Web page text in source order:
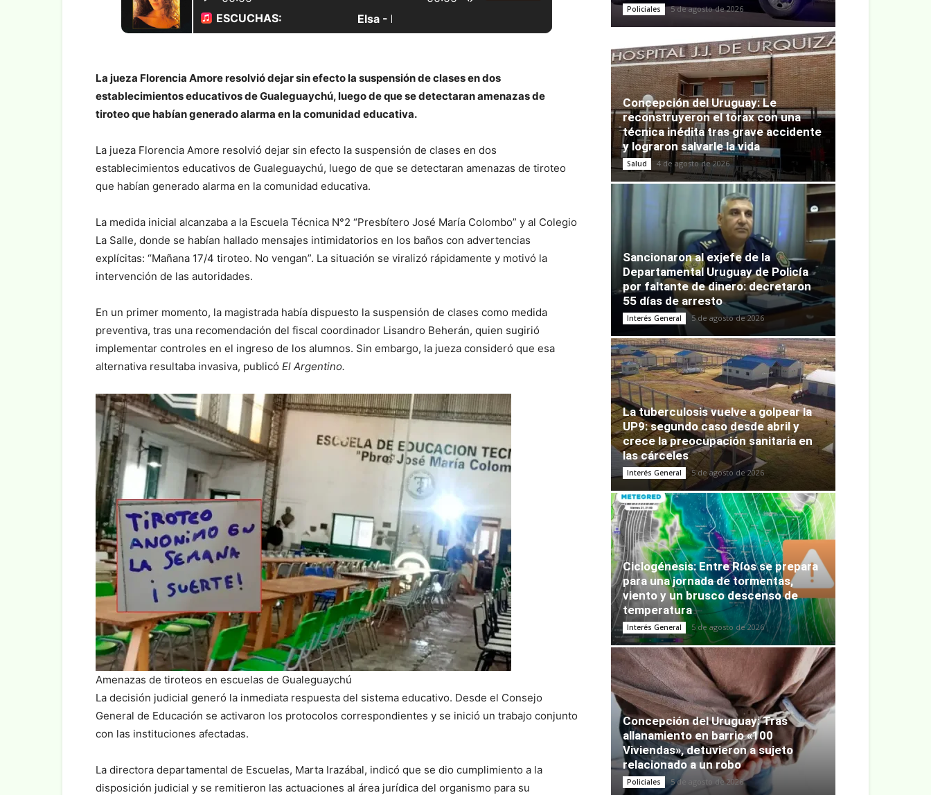
La jueza Florencia Amore resolvió dejar sin efecto la suspensión de clases en dos
establecimientos educativos de Gualeguaychú, luego de que se detectaran amenazas de
tiroteo que habían generado alarma en la comunidad educativa.
La jueza Florencia Amore resolvió dejar sin efecto la suspensión de clases en dos
establecimientos educativos de Gualeguaychú, luego de que se detectaran amenazas de tiroteo
que habían generado alarma en la comunidad educativa.
La medida inicial alcanzaba a la Escuela Técnica N°2 “Presbítero José María Colombo” y al Colegio
La Salle, donde se habían hallado mensajes intimidatorios en los baños con advertencias
explícitas: “Mañana 17/4 tiroteo. No vengan”. La situación se viralizó rápidamente y motivó la
intervención de las autoridades.
En un primer momento, la magistrada había dispuesto la suspensión de clases como medida
preventiva, tras una recomendación del fiscal coordinador Lisandro Beherán, quien sugirió
implementar controles en el ingreso de los alumnos. Sin embargo, la jueza consideró que esa
alternativa resultaba invasiva, publicó El Argentino.
Amenazas de tiroteos en escuelas de Gualeguaychú
La decisión judicial generó la inmediata respuesta del sistema educativo. Desde el Consejo
General de Educación se activaron los protocolos correspondientes y se inició un trabajo conjunto
con las instituciones afectadas.
La directora departamental de Escuelas, Marta Irazábal, indicó que se dio cumplimiento a la
disposición judicial y se remitieron las actuaciones al área jurídica del organismo para su
Policiales 5 de agosto de 2026
Concepción del Uruguay: Le
reconstruyeron el tórax con una
técnica inédita tras grave accidente
y lograron salvarle la vida
Salud 4 de agosto de 2026
Sancionaron al exjefe de la
Departamental Uruguay de Policía
por faltante de dinero: decretaron
55 días de arresto
Interés General 5 de agosto de 2026
La tuberculosis vuelve a golpear la
UP9: segundo caso desde abril y
crece la preocupación sanitaria en
las cárceles
Interés General 5 de agosto de 2026
Ciclogénesis: Entre Ríos se prepara
para una jornada de tormentas,
viento y un brusco descenso de
temperatura
Interés General 5 de agosto de 2026
Concepción del Uruguay: Tras
allanamiento en barrio «100
Viviendas», detuvieron a sujeto
relacionado a un robo
Policiales 5 de agosto de 2026